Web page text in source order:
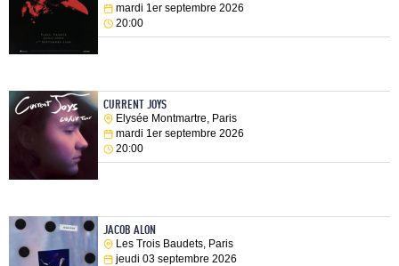
mardi 1er septembre 2026
20:00
CURRENT JOYS
Elysée Montmartre, Paris
mardi 1er septembre 2026
20:00
JACOB ALON
Les Trois Baudets, Paris
jeudi 03 septembre 2026